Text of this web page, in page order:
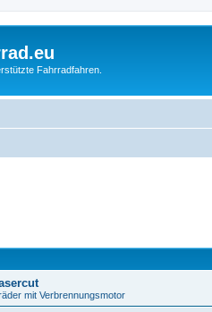
Fahrradfahren.
mit Verbrennungsmotor